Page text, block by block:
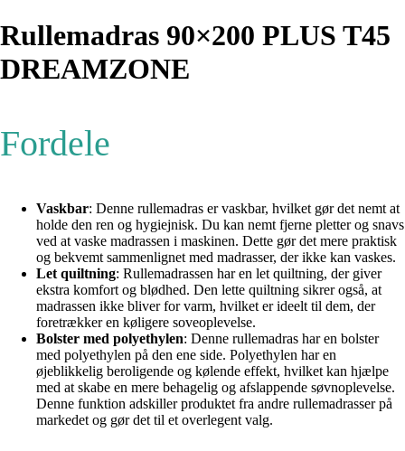
Rullemadras 90×200 PLUS T45
DREAMZONE
Fordele
Vaskbar: Denne rullemadras er vaskbar, hvilket gør det nemt at
holde den ren og hygiejnisk. Du kan nemt fjerne pletter og snavs
ved at vaske madrassen i maskinen. Dette gør det mere praktisk
og bekvemt sammenlignet med madrasser, der ikke kan vaskes.
Let quiltning: Rullemadrassen har en let quiltning, der giver
ekstra komfort og blødhed. Den lette quiltning sikrer også, at
madrassen ikke bliver for varm, hvilket er ideelt til dem, der
foretrækker en køligere soveoplevelse.
Bolster med polyethylen: Denne rullemadras har en bolster
med polyethylen på den ene side. Polyethylen har en
øjeblikkelig beroligende og kølende effekt, hvilket kan hjælpe
med at skabe en mere behagelig og afslappende søvnoplevelse.
Denne funktion adskiller produktet fra andre rullemadrasser på
markedet og gør det til et overlegent valg.